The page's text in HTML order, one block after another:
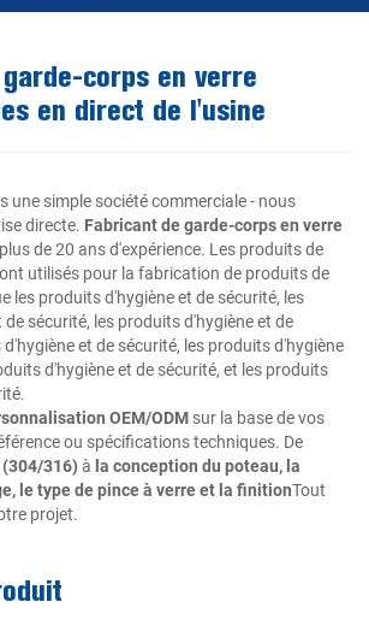
corps en verre
en direct de l'usine
une simple société commerciale - nous
directe. Fabricant de garde-corps en verre
de 20 ans d'expérience. Les produits de
utilisés pour la fabrication de produits de
les produits d'hygiène et de sécurité, les
sécurité, les produits d'hygiène et de
et de sécurité, les produits d'hygiène
d'hygiène et de sécurité, et les produits
OEM/ODM sur la base de vos
ou spécifications techniques. De
316) à la conception du poteau, la
le type de pince à verre et la finitionTout
projet.